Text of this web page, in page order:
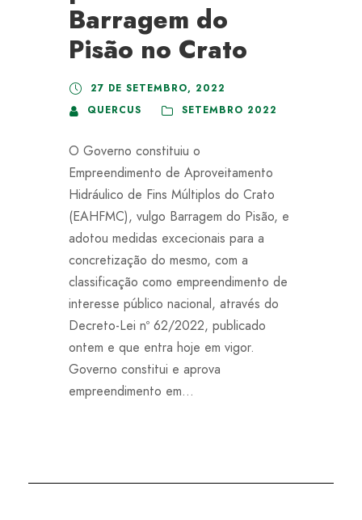
Barragem do
Pisão no Crato
27 DE SETEMBRO, 2022
QUERCUS
SETEMBRO 2022
O Governo constituiu o
Empreendimento de Aproveitamento
Hidráulico de Fins Múltiplos do Crato
(EAHFMC), vulgo Barragem do Pisão, e
adotou medidas excecionais para a
concretização do mesmo, com a
classificação como empreendimento de
interesse público nacional, através do
Decreto-Lei nº 62/2022, publicado
ontem e que entra hoje em vigor.
Governo constitui e aprova
empreendimento em...